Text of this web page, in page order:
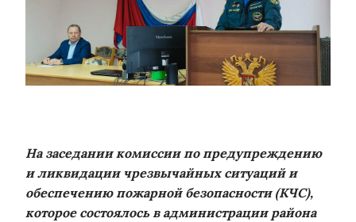
На заседании комиссии по предупреждению
и ликвидации чрезвычайных ситуаций и
обеспечению пожарной безопасности (КЧС),
которое состоялось в администрации района